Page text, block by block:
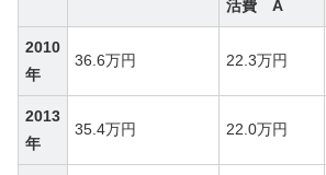
活費 A
2010
年
36.6万円 22.3万円
2013
年
35.4万円 22.0万円